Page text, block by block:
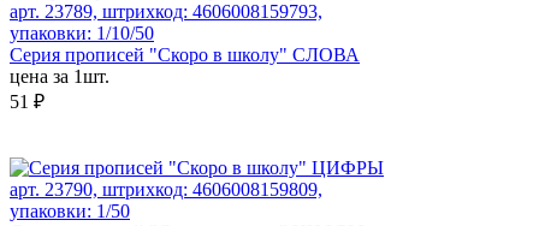
арт. 23789, штрихкод: 4606008159793,
упаковки: 1/10/50
Серия прописей "Скоро в школу" СЛОВА
цена за 1шт.
51 ₽
арт. 23790, штрихкод: 4606008159809,
упаковки: 1/50